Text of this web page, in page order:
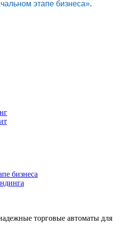
этапе бизнеса».
бизнеса
торговые автоматы для